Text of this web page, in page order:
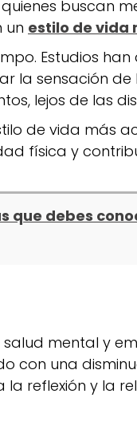
buscan
un estilo de vida
Estudios
la sensación
lejos de las
de vida más
física y
que debes
mental y
con una
reflexión y la